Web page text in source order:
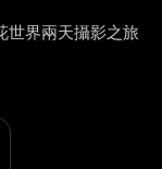
世界兩天攝影之旅